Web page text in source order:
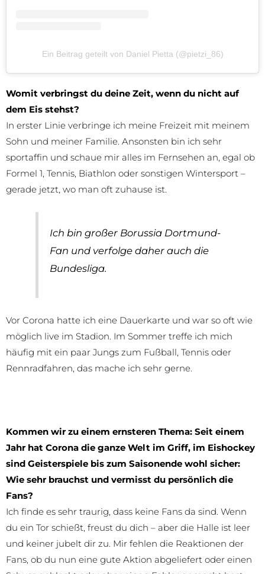
Ein Beitrag geteilt von Daniel Pietta (@pietzi_86)
Womit verbringst du deine Zeit, wenn du nicht auf
dem Eis stehst?
In erster Linie verbringe ich meine Freizeit mit meinem
Sohn und meiner Familie. Ansonsten bin ich sehr
sportaffin und schaue mir alles im Fernsehen an, egal ob
Formel 1, Tennis, Biathlon oder sonstigen Wintersport –
gerade jetzt, wo man oft zuhause ist.
Ich bin großer Borussia Dortmund-
Fan und verfolge daher auch die
Bundesliga.
Vor Corona hatte ich eine Dauerkarte und war so oft wie
möglich live im Stadion. Im Sommer treffe ich mich
häufig mit ein paar Jungs zum Fußball, Tennis oder
Rennradfahren, das mache ich sehr gerne.
Kommen wir zu einem ernsteren Thema: Seit einem
Jahr hat Corona die ganze Welt im Griff, im Eishockey
sind Geisterspiele bis zum Saisonende wohl sicher:
Wie sehr brauchst und vermisst du persönlich die
Fans?
Ich finde es sehr traurig, dass keine Fans da sind. Wenn
du ein Tor schießt, freust du dich – aber die Halle ist leer
und keiner jubelt dir zu. Mir fehlen die Reaktionen der
Fans, ob du nun eine gute Aktion abgeliefert oder einen